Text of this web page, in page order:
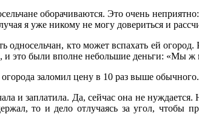
оборачиваются. Это очень
я уже никому не могу довериться и
односельчан, кто может вспахать ей
и это были вполне небольшие деньги: «Мы
заломил цену в 10 раз выше
и заплатила. Да, сейчас она не
то и дело отлучаясь за угол, чтобы